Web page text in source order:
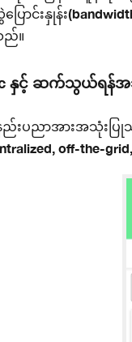
ာင်းနှုန်း
ည်။
နှင့် ဆက်သွယ်ရန်အ
နည်းပညာအားအသုံးပ
off-the-